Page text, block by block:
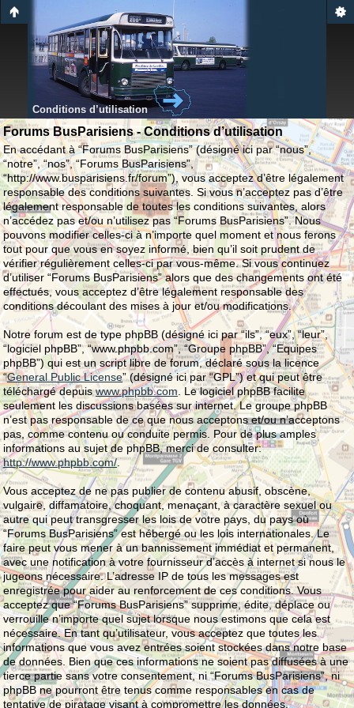
Conditions d’utilisation
Forums BusParisiens - Conditions d’utilisation
En accédant à “Forums BusParisiens” (désigné ici par “nous”,
“notre”, “nos”, “Forums BusParisiens”,
“http://www.busparisiens.fr/forum”), vous acceptez d’être légalement
responsable des conditions suivantes. Si vous n’acceptez pas d’être
légalement responsable de toutes les conditions suivantes, alors
n’accédez pas et/ou n’utilisez pas “Forums BusParisiens”. Nous
pouvons modifier celles-ci à n’importe quel moment et nous ferons
tout pour que vous en soyez informé, bien qu’il soit prudent de
vérifier régulièrement celles-ci par vous-même. Si vous continuez
d’utiliser “Forums BusParisiens” alors que des changements ont été
effectués, vous acceptez d’être légalement responsable des
conditions découlant des mises à jour et/ou modifications.
Notre forum est de type phpBB (désigné ici par “ils”, “eux”, “leur”,
“logiciel phpBB”, “www.phpbb.com”, “Groupe phpBB”, “Equipes
phpBB”) qui est un script libre de forum, déclaré sous la licence
“General Public License” (désigné ici par “GPL”) et qui peut être
téléchargé depuiswww.phpbb.com . Le logiciel phpBB facilite
seulement les discussions basées sur internet. Le groupe phpBB
n’est pas responsable de ce que nous acceptons et/ou n’acceptons
pas, comme contenu ou conduite permis. Pour de plus amples
informations au sujet de phpBB, merci de consulter:
http://www.phpbb.com/.
Vous acceptez de ne pas publier de contenu abusif, obscène,
vulgaire, diffamatoire, choquant, menaçant, à caractère sexuel ou
autre qui peut transgresser les lois de votre pays, du pays où
“Forums BusParisiens” est hébergé ou les lois internationales. Le
faire peut vous mener à un bannissement immédiat et permanent,
avec une notification à votre fournisseur d’accès à internet si nous le
jugeons nécessaire. L’adresse IP de tous les messages est
enregistrée pour aider au renforcement de ces conditions. Vous
acceptez que “Forums BusParisiens” supprime, édite, déplace ou
verrouille n’importe quel sujet lorsque nous estimons que cela est
nécessaire. En tant qu’utilisateur, vous acceptez que toutes les
informations que vous avez entrées soient stockées dans notre base
de données. Bien que ces informations ne soient pas diffusées à une
tierce partie sans votre consentement, ni “Forums BusParisiens”, ni
phpBB ne pourront être tenus comme responsables en cas de
tentative de piratage visant à compromettre les données.